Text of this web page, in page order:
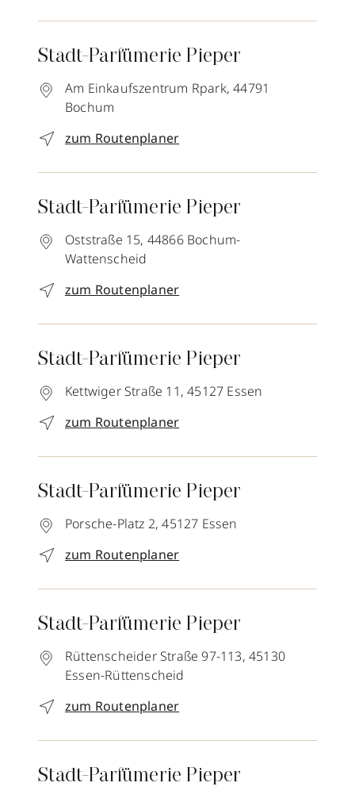
Stadt-Parfümerie Pieper
Am Einkaufszentrum Rpark, 44791
Bochum
zum Routenplaner
Stadt-Parfümerie Pieper
Oststraße 15, 44866 Bochum-
Wattenscheid
zum Routenplaner
Stadt-Parfümerie Pieper
Kettwiger Straße 11, 45127 Essen
zum Routenplaner
Stadt-Parfümerie Pieper
Porsche-Platz 2, 45127 Essen
zum Routenplaner
Stadt-Parfümerie Pieper
Rüttenscheider Straße 97-113, 45130
Essen-Rüttenscheid
zum Routenplaner
Stadt-Parfümerie Pieper